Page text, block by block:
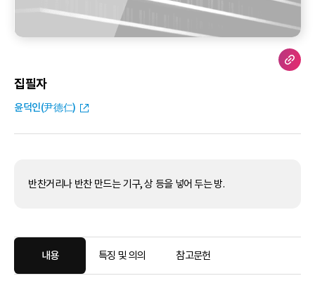
집필자
윤덕인(尹德仁)
반찬거리나 반찬 만드는 기구, 상 등을 넣어 두는 방.
내용 특징 및 의의 참고문헌